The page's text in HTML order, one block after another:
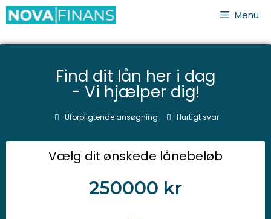
Menu
Find dit lån her i dag
- Vi hjælper dig!
Uforpligtende ansøgning Hurtigt svar
Vælg dit ønskede lånebeløb
250000 kr